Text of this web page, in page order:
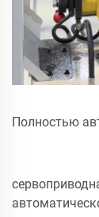
Полностью